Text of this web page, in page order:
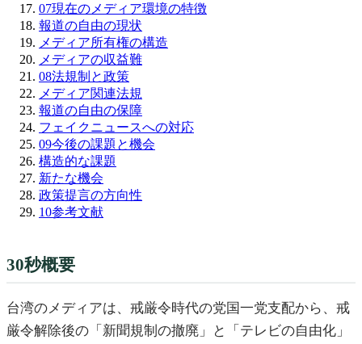
07現在のメディア環境の特徴
報道の自由の現状
メディア所有権の構造
メディアの収益難
08法規制と政策
メディア関連法規
報道の自由の保障
フェイクニュースへの対応
09今後の課題と機会
構造的な課題
新たな機会
政策提言の方向性
10参考文献
30秒概要
台湾のメディアは、戒厳令時代の党国一党支配から、戒
厳令解除後の「新聞規制の撤廃」と「テレビの自由化」